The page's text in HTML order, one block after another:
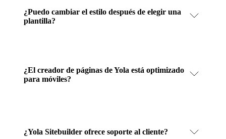
¿Puedo cambiar el estilo después de elegir una
plantilla?
¿El creador de páginas de Yola está optimizado
para móviles?
¿Yola Sitebuilder ofrece soporte al cliente?